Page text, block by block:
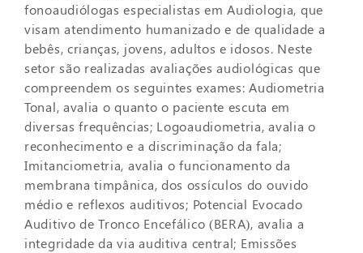
fonoaudiólogas especialistas em Audiologia, que
visam atendimento humanizado e de qualidade a
bebês, crianças, jovens, adultos e idosos. Neste
setor são realizadas avaliações audiológicas que
compreendem os seguintes exames: Audiometria
Tonal, avalia o quanto o paciente escuta em
diversas frequências; Logoaudiometria, avalia o
reconhecimento e a discriminação da fala;
Imitanciometria, avalia o funcionamento da
membrana timpânica, dos ossículos do ouvido
médio e reflexos auditivos; Potencial Evocado
Auditivo de Tronco Encefálico (BERA), avalia a
integridade da via auditiva central; Emissões